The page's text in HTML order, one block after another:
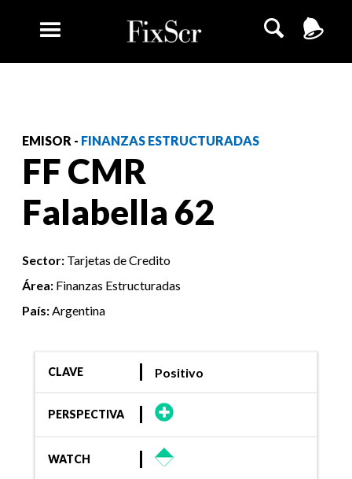
EMISOR - FINANZAS ESTRUCTURADAS
FF CMR
Falabella 62
Sector: Tarjetas de Credito
Área: Finanzas Estructuradas
País:Argentina
CLAVE Positivo
PERSPECTIVA
WATCH